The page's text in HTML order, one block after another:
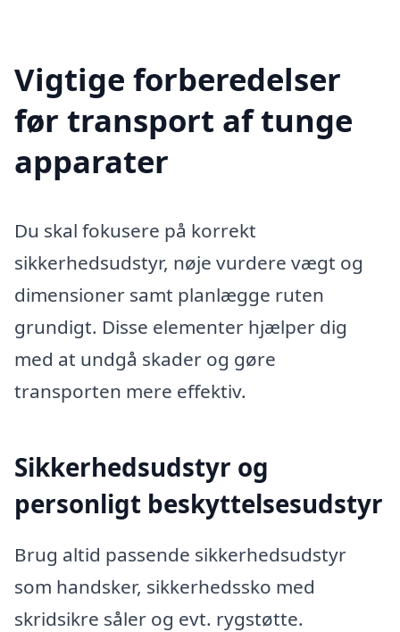
Vigtige forberedelser
før transport af tunge
apparater
Du skal fokusere på korrekt
sikkerhedsudstyr, nøje vurdere vægt og
dimensioner samt planlægge ruten
grundigt. Disse elementer hjælper dig
med at undgå skader og gøre
transporten mere effektiv.
Sikkerhedsudstyr og
personligt beskyttelsesudstyr
Brug altid passende sikkerhedsudstyr
som handsker, sikkerhedssko med
skridsikre såler og evt. rygstøtte.